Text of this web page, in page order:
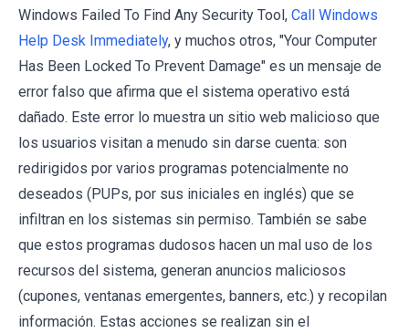
Windows Failed To Find Any Security Tool, Call Windows
Help Desk Immediately, y muchos otros, "Your Computer
Has Been Locked To Prevent Damage" es un mensaje de
error falso que afirma que el sistema operativo está
dañado. Este error lo muestra un sitio web malicioso que
los usuarios visitan a menudo sin darse cuenta: son
redirigidos por varios programas potencialmente no
deseados (PUPs, por sus iniciales en inglés) que se
infiltran en los sistemas sin permiso. También se sabe
que estos programas dudosos hacen un mal uso de los
recursos del sistema, generan anuncios maliciosos
(cupones, ventanas emergentes, banners, etc.) y recopilan
información. Estas acciones se realizan sin el